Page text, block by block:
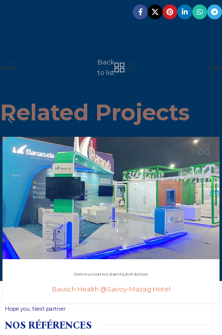
Newer
Back
to list
Older
Related Projects
Communication Events Exhibition
Bausch Health @Savoy-Mazag Hotel
Hope you, Next partner
NOS RÉFÉRENCES